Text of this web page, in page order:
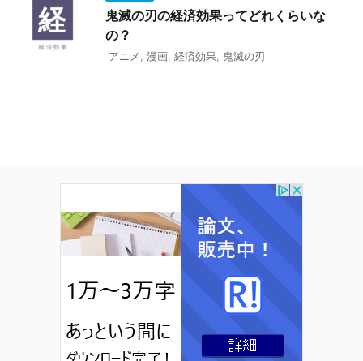
鬼滅の刃の経済効果ってどれくらいな
の？
アニメ 漫画 経済効果 鬼滅の刃